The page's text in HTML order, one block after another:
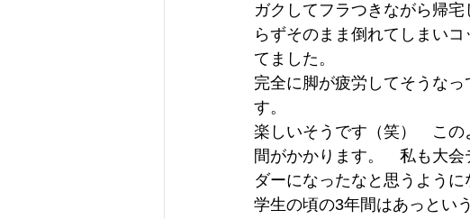
ガクしてフラつきながら帰
らずそのまま倒れてしまい
てました。
完全に脚が疲労してそうな
す。
楽しいそうです（笑）　こ
間がかかります。　私も大
ダーになったなと思うように
学生の頃の3年間はあっとい